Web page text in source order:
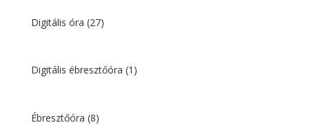
Digitális óra (27)
Digitális ébresztőóra (1)
Ébresztőóra (8)